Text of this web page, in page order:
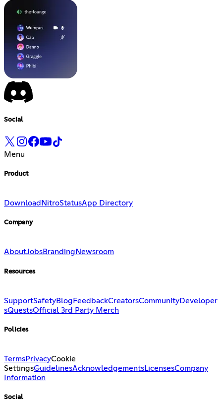
Social
Menu
Product
Download NitroStatusApp Directory
Company
AboutJobsBranding Newsroom
Resources
SupportSafetyBlog FeedbackCreatorsCommunityDeveloper
sQuestsOfficial 3rd Party Merch
Policies
TermsPrivacyCookie
SettingsGuidelinesAcknowledgementsLicensesCompany
Information
Social